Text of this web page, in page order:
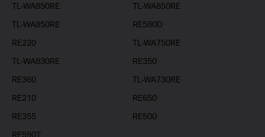
TL-WA850RE
TL-WA850RE
TL-WA850RE
RE580D
RE220
TL-WA750RE
TL-WA830RE
RE350
RE360
TL-WA730RE
RE210
RE650
RE355
RE500
RE590T